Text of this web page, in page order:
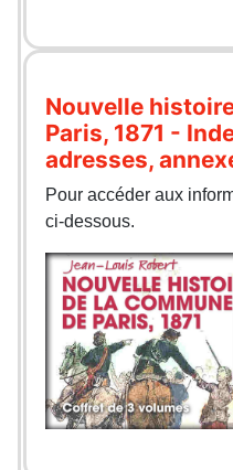
Nouvelle
Paris, 1871 -
adresses,
Pour accéder aux
ci-dessous.